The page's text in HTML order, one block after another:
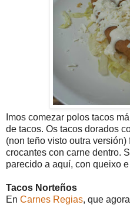
Imos comezar polos tacos
de tacos. Os tacos dorados
(non teño visto outra
crocantes con carne dentro.
parecido a aquí, con queixo
Tacos Norteños
En Carnes Regias, que